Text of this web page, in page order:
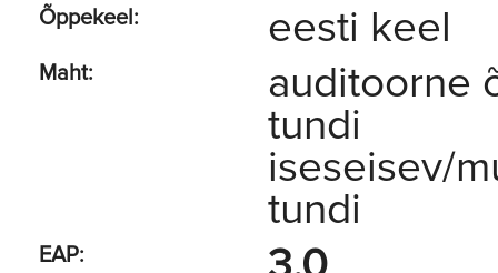
Õppekeel: eesti keel
Maht: auditoorne
tundi
iseseisev/
tundi
EAP: